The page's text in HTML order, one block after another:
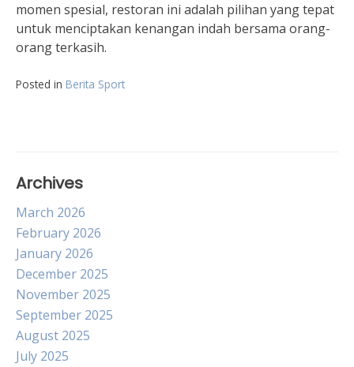
momen spesial, restoran ini adalah pilihan yang tepat
untuk menciptakan kenangan indah bersama orang-
orang terkasih.
Posted in Berita Sport
Archives
March 2026
February 2026
January 2026
December 2025
November 2025
September 2025
August 2025
July 2025